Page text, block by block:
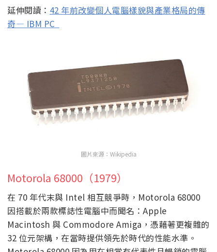
延伸閱讀： 42 年前改變個人電腦樣貌與產業格局的傳
奇— IBM PC
圖片來源：Wikipedia
Motorola 68000（1979）
在 70 年代末與 Intel 相互競爭時，Motorola 68000
因搭載於兩款標誌性電腦中而聞名：Apple
Macintosh 與 Commodore Amiga，憑藉著更複雜的
32 位元架構，在當時提供領先於時代的性能水準。